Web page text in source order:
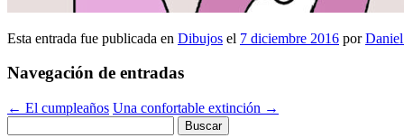
Esta entrada fue publicada en Dibujos el 7 diciembre 2016 por
Navegación de entradas
← El cumpleaños Una confortable extinción →